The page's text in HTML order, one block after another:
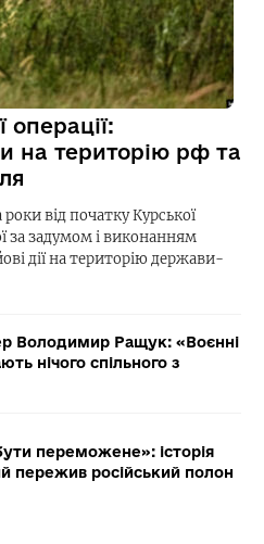
на територію рф та
від початку Курської
за задумом і виконанням
дії на територію держави-
Володимир Ращук: «Воєнні
нічого спільного з
переможене»: історія
пережив російський полон